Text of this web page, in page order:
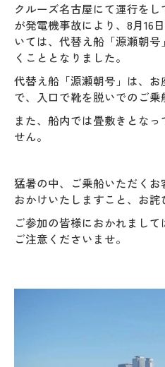
クルーズ名古屋にて運行をし
が発電機事故により、8月16
いては、代替え船「源瀬朝
くこととなりました。
代替え船「源瀬朝号」は、
で、入口で靴を脱いでのご乗
また、船内では畳敷きとな
せん。
猛暑の中、ご乗船いただく
おかけいたしますこと、お詫
ご参加の皆様におかれまし
ご注意くださいませ。